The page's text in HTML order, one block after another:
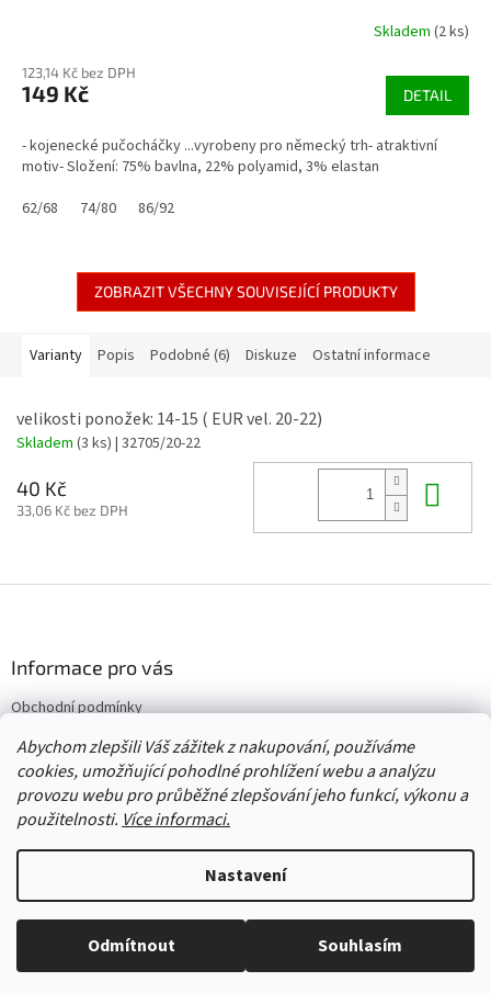
Abychom zlepšili Váš zážitek z nakupování, používáme
cookies, umožňující pohodlné prohlížení webu a analýzu
provozu webu pro průběžné zlepšování jeho funkcí, výkonu a
použitelnosti. Více informaci.
Nastavení
Odmítnout Souhlasím
Skladem (2 ks)
123,14 Kč bez DPH
149 Kč DETAIL
- kojenecké pučocháčky ...vyrobeny pro německý trh- atraktivní
motiv- Složení: 75% bavlna, 22% polyamid, 3% elastan
62/68
74/80 86/92
ZOBRAZIT VŠECHNY SOUVISEJÍCÍ PRODUKTY
Varianty Popis Podobné (6) Diskuze Ostatní informace
velikosti ponožek: 14-15 ( EUR vel. 20-22)
Skladem (3 ks) | 32705/20-22
40 Kč
33,06 Kč bez DPH
í
Informace pro vás
Obchodní podmínky
Vrácení/výměna/reklamace
Velkoobchod
Copyright 2026Červený Tulipán. Všechna práva vyhrazena.Upravit